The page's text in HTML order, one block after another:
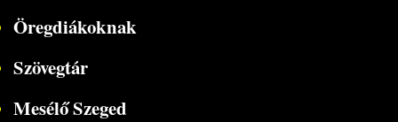
Öregdiákoknak
Szövegtár
Mesélő Szeged